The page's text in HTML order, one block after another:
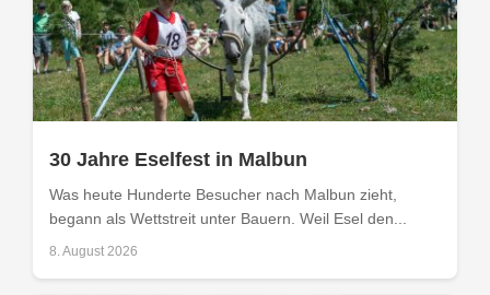
30 Jahre Eselfest in Malbun
Was heute Hunderte Besucher nach Malbun zieht,
begann als Wettstreit unter Bauern. Weil Esel den...
8. August 2026